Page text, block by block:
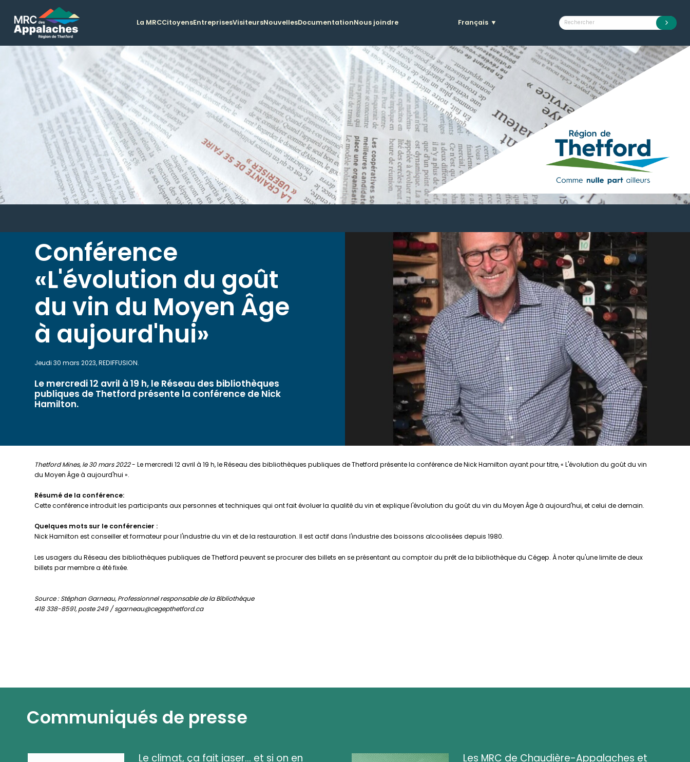
La MRCCitoyensEntreprisesVisiteursNouvellesDocumentationNous joindre Français ▼
Conférence
«L'évolution du goût
du vin du Moyen Âge
à aujourd'hui»
Jeudi 30 mars 2023, REDIFFUSION.
Le mercredi 12 avril à 19 h, le Réseau des bibliothèques
publiques de Thetford présente la conférence de Nick
Hamilton.
Thetford Mines, le 30 mars 2022- Le mercredi 12 avril à 19 h, le Réseau des bibliothèques publiques de Thetford présente la conférence de Nick Hamilton ayant pour titre, « L'évolution du goût du vin
du Moyen Âge à aujourd'hui ».
Résumé de la conférence:
Cette conférence introduit les participants aux personnes et techniques qui ont fait évoluer la qualité du vin et explique l'évolution du goût du vin du Moyen Âge à aujourd'hui, et celui de demain.
Quelques mots sur le conférencier :
Nick Hamilton est conseiller et formateur pour l'industrie du vin et de la restauration. Il est actif dans l'industrie des boissons alcoolisées depuis 1980.
Les usagers du Réseau des bibliothèques publiques de Thetford peuvent se procurer des billets en se présentant au comptoir du prêt de la bibliothèque du Cégep. À noter qu'une limite de deux
billets par membre a été fixée.
Source : Stéphan Garneau, Professionnel responsable de la Bibliothèque
418 338-8591, poste 249 / sgarneau@cegepthetford.ca
Communiqués de presse
Le climat, ça fait jaser... et si on en Les MRC de Chaudière-Appalaches et